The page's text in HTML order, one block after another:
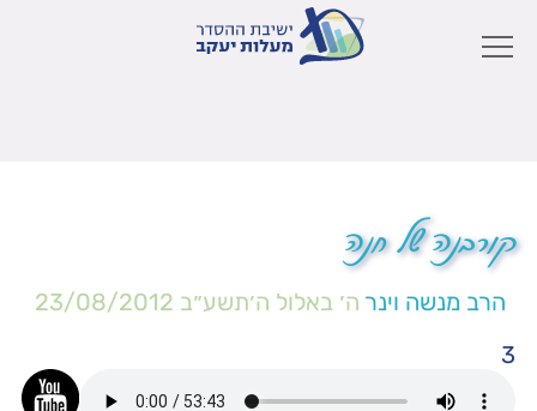
קורבנה של חנה
הרב מנשה וינר ה׳ באלול ה׳תשע״ב 23/08/2012
3